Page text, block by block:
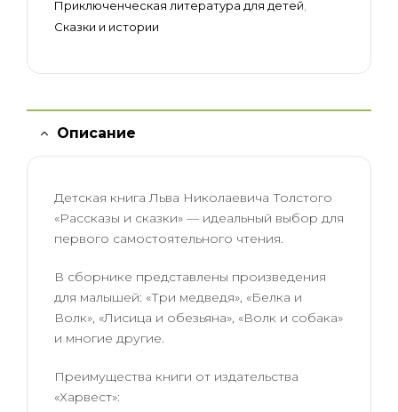
Приключенческая литература для детей
Сказки и истории
Описание
Детская книга Льва Николаевича Толстого
«Рассказы и сказки» — идеальный выбор для
первого самостоятельного чтения.
В сборнике представлены произведения
для малышей: «Три медведя», «Белка и
Волк», «Лисица и обезьяна», «Волк и собака»
и многие другие.
Преимущества книги от издательства
«Харвест»: